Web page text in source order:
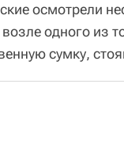
осмотрели
возле одного из
сумку,